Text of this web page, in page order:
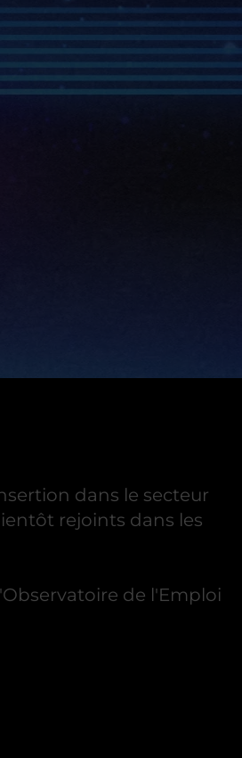
dans le secteur
rejoints dans les
de l'Emploi